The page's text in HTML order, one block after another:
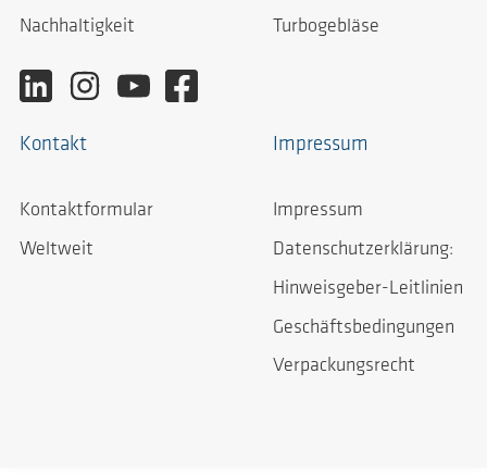
Nachhaltigkeit
Turbogebläse
Kontakt
Kontaktformular
Weltweit
Impressum
Impressum
Datenschutzerklärung:
Hinweisgeber-Leitlinien
Geschäftsbedingungen
Verpackungsrecht